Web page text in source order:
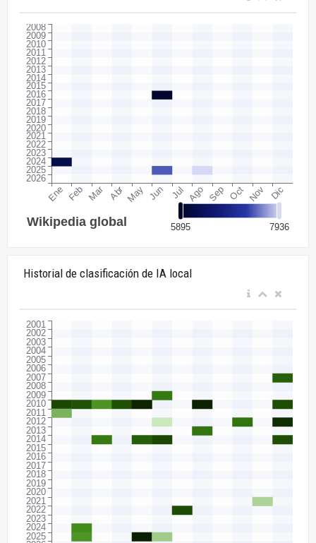
Historial de clasificación de IA local